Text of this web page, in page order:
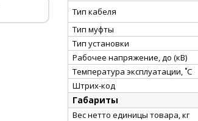
Тип кабеля
Тип муфты
Тип установки
Рабочее напряжение, до (кВ)
Температура эксплуатации, ˚С
Штрих-код
Габариты
Вес нетто единицы товара, кг